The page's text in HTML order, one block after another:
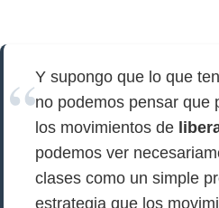
Y supongo que lo que
no podemos pensar que
los movimientos de
podemos ver
clases como un simple
estrategia que los